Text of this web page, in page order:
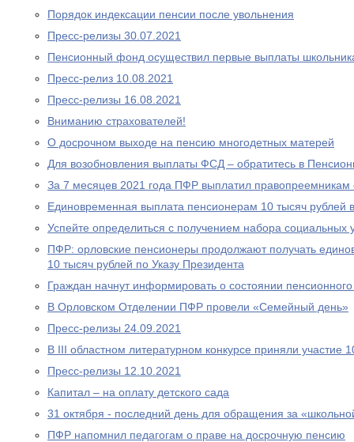
Порядок индексации пенсии после увольнения
Пресс-релизы 30.07.2021
Пенсионный фонд осуществил первые выплаты
Пресс-релиз 10.08.2021
Пресс-релизы 16.08.2021
Вниманию страхователей!
О досрочном выходе на пенсию многодетных матерей
Для возобновления выплаты ФСД – обратитесь в
За 7 месяцев 2021 года ПФР выплатил
Единовременная выплата пенсионерам 10 тысяч рублей
Успейте определиться с получением набора социальных
ПФР: орловские пенсионеры продолжают получать
10 тысяч рублей по Указу Президента
Граждан начнут информировать о состоянии
В Орловском Отделении ПФР провели «Семейный день»
Пресс-релизы 24.09.2021
В III областном литературном конкурсе приняли участие
Пресс-релизы 12.10.2021
Капитал – на оплату детского сада
31 октября - последний день для обращения за
ПФР напомнил педагогам о праве на досрочную пенсию